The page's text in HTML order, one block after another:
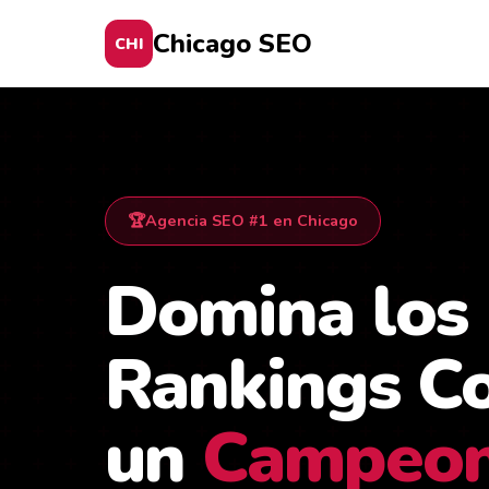
CHI Chicago SEO
Agencia SEO #1 en Chicago
Domina los
Rankings
un